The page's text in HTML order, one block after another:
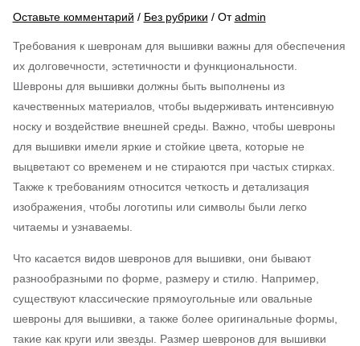
Оставьте комментарий / Без рубрики / Отadmin
Требования к шевронам для вышивки важны для обеспечения
их долговечности, эстетичности и функциональности.
Шевроны для вышивки должны быть выполнены из
качественных материалов, чтобы выдерживать интенсивную
носку и воздействие внешней среды. Важно, чтобы шевроны
для вышивки имели яркие и стойкие цвета, которые не
выцветают со временем и не стираются при частых стирках.
Также к требованиям относится четкость и детализация
изображения, чтобы логотипы или символы были легко
читаемы и узнаваемы.
Что касается видов шевронов для вышивки, они бывают
разнообразными по форме, размеру и стилю. Например,
существуют классические прямоугольные или овальные
шевроны для вышивки, а также более оригинальные формы,
такие как круги или звезды. Размер шевронов для вышивки